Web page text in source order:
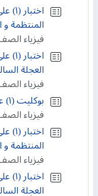
المنتظمة
فيزياء
العجلة
فيزياء
بوكليت (١) على السقوط الحر و المقذوفات الرأسية
فيزياء
المنتظمة
فيزياء
العجلة